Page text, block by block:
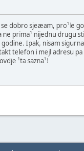
dobro sjeæam, pro¹le
ne prima¹ nijednu drugu
godine. Ipak, nisam
telefon i mejl adresu
¹ta sazna¹!